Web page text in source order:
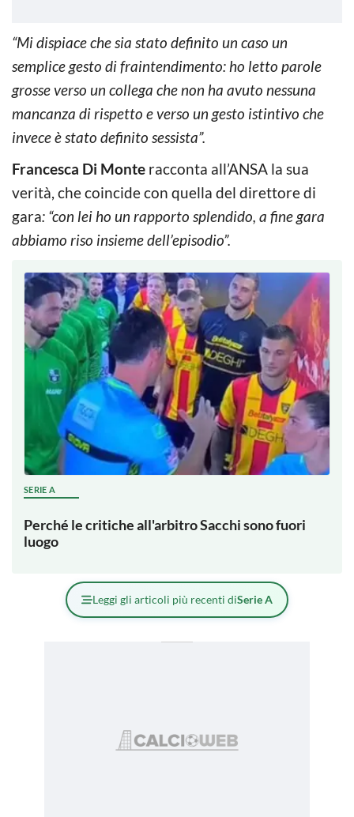
“Mi dispiace che sia stato definito un caso un
semplice gesto di fraintendimento: ho letto parole
grosse verso un collega che non ha avuto nessuna
mancanza di rispetto e verso un gesto istintivo che
invece è stato definito sessista”.
Francesca Di Monte racconta all’ANSA la sua
verità, che coincide con quella del direttore di
gara: “con lei ho un rapporto splendido, a fine gara
abbiamo riso insieme dell’episodio”.
SERIE A
Perché le critiche all'arbitro Sacchi sono fuori
luogo
Leggi gli articoli più recenti diSerie A